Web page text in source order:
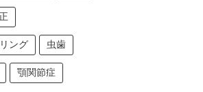
ング 虫歯
顎関節症